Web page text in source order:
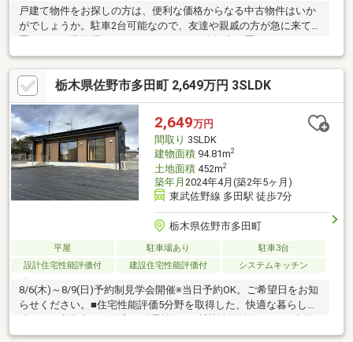
戸建て物件をお探しの方は、便利な価格からなる中古物件はいか
がでしょうか。駐車2台可能なので、友達や親戚の方が急に来ても
ができます。お庭があるので、小さいお子さんがいるご家族でも
安心して遊ぶことが出来ます。朝や就寝前がラクラクの、独立し
た洗面所の物件。キッチンに窓があるのでいつでも綺麗な空気と
入れ替えが可能。自然なイメージを感じることの出来るフローリ
ングとなっています。
栃木県佐野市多田町 2,649万円 3SLDK
2,649万円
間取り 3SLDK
建物面積94.81m2
土地面積452m2
築年月 2024年4月(築2年5ヶ月)
東武佐野線 多田駅 徒歩7分
栃木県佐野市多田町
平屋 駐車場あり
駐車3台
設計住宅性能評価付
建設住宅性能評価付 システムキッチン
8/6(木)～8/9(日)予約制見学会開催※当日予約OK。ご希望日をお知
らせください。■住宅性能評価5分野を取得した、快適な暮らしが
省エネ住宅・節電に繋がるアルゴンガス入りLow-E複層ガラス■収